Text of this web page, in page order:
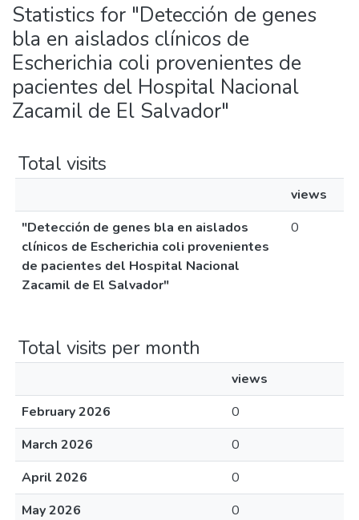
Statistics for "Detección de genes
bla en aislados clínicos de
Escherichia coli provenientes de
pacientes del Hospital Nacional
Zacamil de El Salvador"
Total visits
views
"Detección de genes bla en aislados
clínicos de Escherichia coli provenientes
de pacientes del Hospital Nacional
Zacamil de El Salvador"
0
Total visits per month
views
February 2026
0
March 2026
0
April 2026
0
May 2026
0